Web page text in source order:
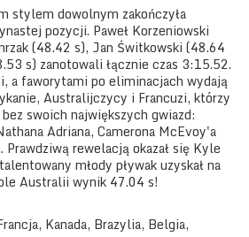
stylem dowolnym zakończyła
pozycji. Paweł Korzeniowski
(48.42 s), Jan Świtkowski (48.64
s) zanotowali łącznie czas 3:15.52.
a faworytami po eliminacjach wydają
Australijczycy i Francuzi, którzy
swoich największych gwiazd:
Adriana, Camerona McEvoy'a
rewelacją okazał się Kyle
młody pływak uzyskał na
Australii wynik 47.04 s!
Kanada, Brazylia, Belgia,